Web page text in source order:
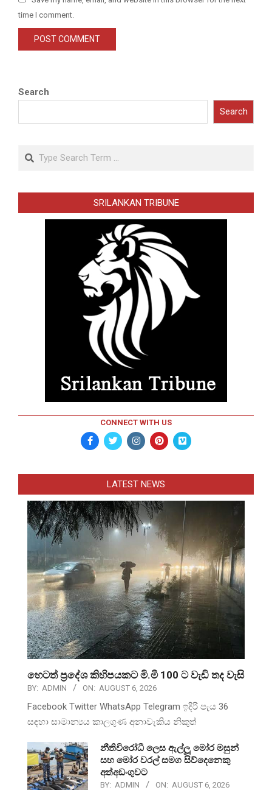
time I comment.
Search
Search
Search
SRILANKAN TRIBUNE
CONNECT WITH US
LATEST NEWS
හෙටත් ප්‍රදේශ කිහිපයකට මි.මී 100 ට වැඩි තද වැසි
BY: ADMIN ON: AUGUST 6, 2026
Facebook Twitter WhatsApp Telegram ඉදිරි පැය 36
සඳහා සාමාන්‍යය කාලගුණ අනාවැකිය නිකුත්
නීතිවිරෝධී ලෙස ඇල්ලූ මෝර මසුන්
සහ මෝර වරල් සමග සිව්දෙනෙකු
අත්අඩංගුවට
BY: ADMIN ON: AUGUST 6, 2026